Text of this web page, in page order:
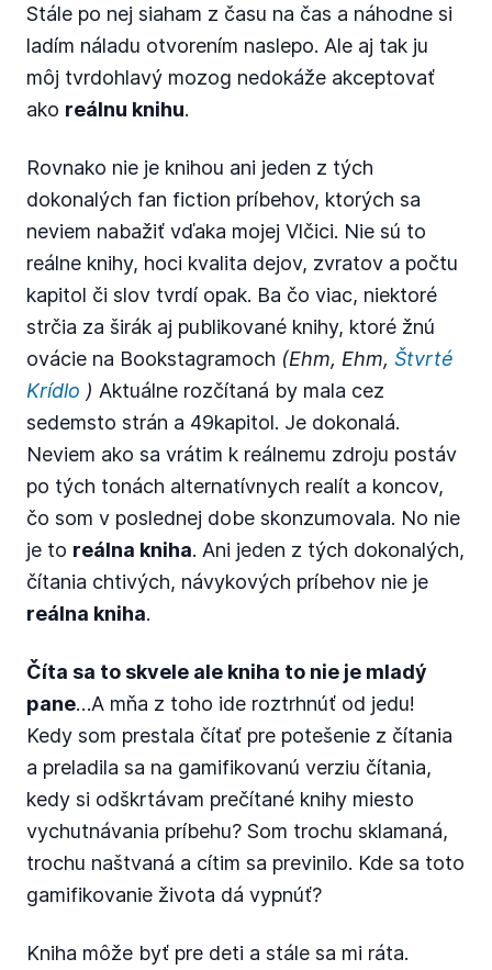
Stále po nej siaham z času na čas a náhodne si
ladím náladu otvorením naslepo. Ale aj tak ju
môj tvrdohlavý mozog nedokáže akceptovať
ako reálnu knihu.
Rovnako nie je knihou ani jeden z tých
dokonalých fan fiction príbehov, ktorých sa
neviem nabažiť vďaka mojej Vlčici. Nie sú to
reálne knihy, hoci kvalita dejov, zvratov a počtu
kapitol či slov tvrdí opak. Ba čo viac, niektoré
strčia za širák aj publikované knihy, ktoré žnú
ovácie na Bookstagramoch (Ehm, Ehm, Štvrté
Krídlo ) Aktuálne rozčítaná by mala cez
sedemsto strán a 49kapitol. Je dokonalá.
Neviem ako sa vrátim k reálnemu zdroju postáv
po tých tonách alternatívnych realít a koncov,
čo som v poslednej dobe skonzumovala. No nie
je to reálna kniha. Ani jeden z tých dokonalých,
čítania chtivých, návykových príbehov nie je
reálna kniha.
Číta sa to skvele ale kniha to nie je mladý
pane…A mňa z toho ide roztrhnúť od jedu!
Kedy som prestala čítať pre potešenie z čítania
a preladila sa na gamifikovanú verziu čítania,
kedy si odškrtávam prečítané knihy miesto
vychutnávania príbehu? Som trochu sklamaná,
trochu naštvaná a cítim sa previnilo. Kde sa toto
gamifikovanie života dá vypnúť?
Kniha môže byť pre deti a stále sa mi ráta.